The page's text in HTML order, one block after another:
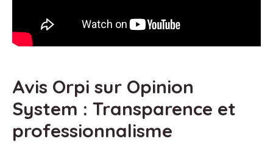
Avis Orpi sur Opinion
System : Transparence et
professionnalisme